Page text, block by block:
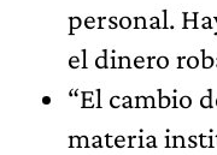
personal.
el dinero
“El cambio
materia